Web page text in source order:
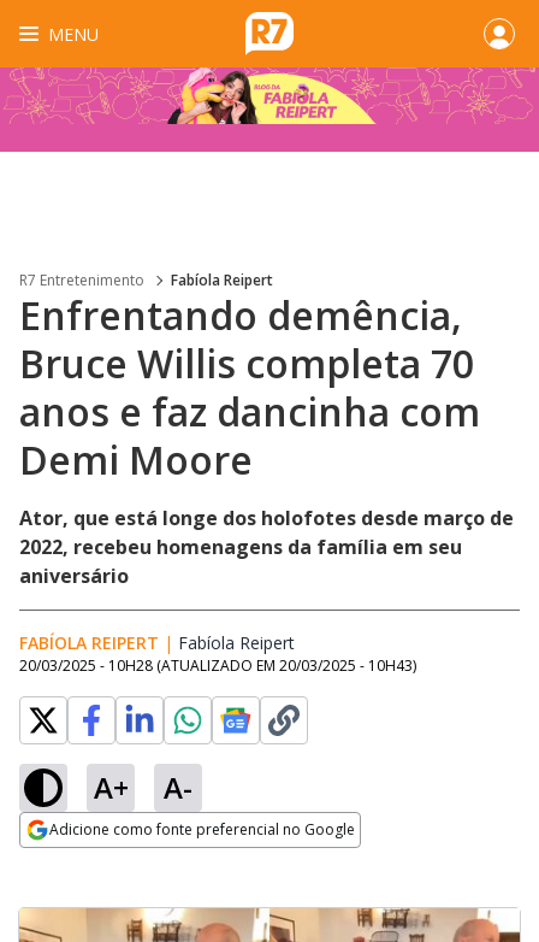
MENU
R7 Entretenimento Fabíola Reipert
Enfrentando demência,
Bruce Willis completa 70
anos e faz dancinha com
Demi Moore
Ator, que está longe dos holofotes desde março de
2022, recebeu homenagens da família em seu
aniversário
FABÍOLA REIPERT | Fabíola Reipert
20/03/2025 - 10H28 (ATUALIZADO EM 20/03/2025 - 10H43)
A+ A-
Adicione como fonte preferencial no Google